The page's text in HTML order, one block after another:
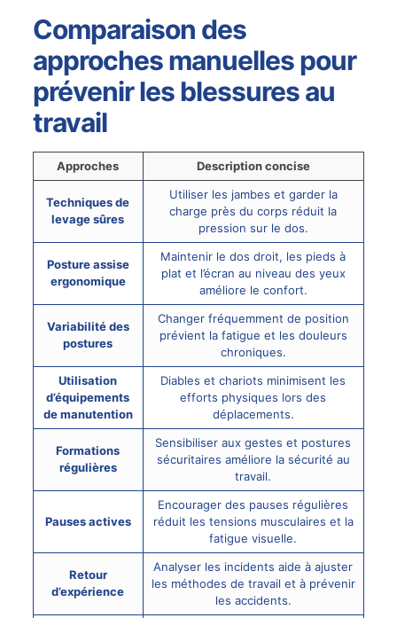
Comparaison des
approches manuelles pour
prévenir les blessures au
travail
Approches Description concise
Techniques de
levage sûres
Utiliser les jambes et garder la
charge près du corps réduit la
pression sur le dos.
Posture assise
ergonomique
Maintenir le dos droit, les pieds à
plat et l’écran au niveau des yeux
améliore le confort.
Variabilité des
postures
Changer fréquemment de position
prévient la fatigue et les douleurs
chroniques.
Utilisation
d’équipements
de manutention
Diables et chariots minimisent les
efforts physiques lors des
déplacements.
Formations
régulières
Sensibiliser aux gestes et postures
sécuritaires améliore la sécurité au
travail.
Pauses actives
Encourager des pauses régulières
réduit les tensions musculaires et la
fatigue visuelle.
Retour
d’expérience
Analyser les incidents aide à ajuster
les méthodes de travail et à prévenir
les accidents.